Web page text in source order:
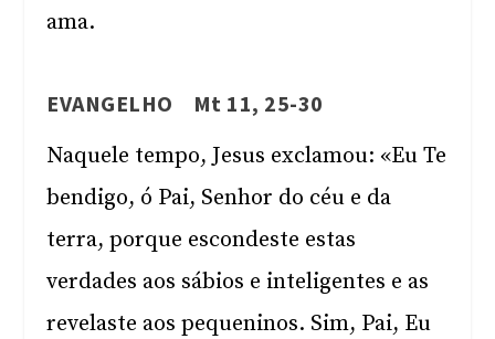
ama.
EVANGELHO Mt 11, 25-30
Naquele tempo, Jesus exclamou: «Eu Te
bendigo, ó Pai, Senhor do céu e da
terra, porque escondeste estas
verdades aos sábios e inteligentes e as
revelaste aos pequeninos. Sim, Pai, Eu